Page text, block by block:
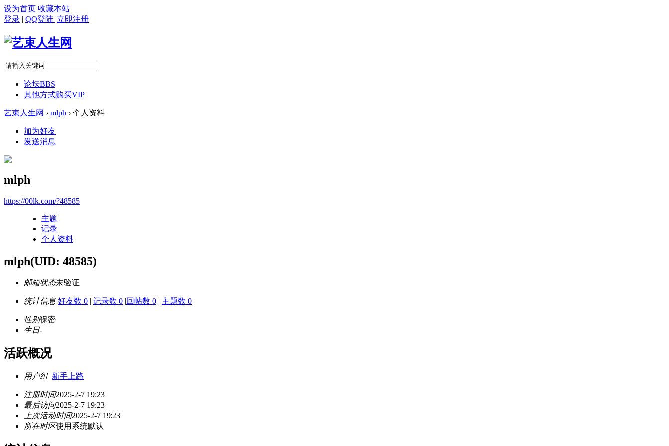
设为首页 收藏本站
登录 | QQ登陆 |立即注册
论坛BBS
其他方式购买VIP
艺束人生网 › mlph › 个人资料
加为好友
发送消息
mlph
https://00lk.com/?48585
主题
记录
个人资料
mlph(UID: 48585)
邮箱状态未验证
统计信息 好友数 0 | 记录数 0 |回帖数 0 | 主题数 0
性别保密
生日-
活跃概况
用户组 新手上路
注册时间2025-2-7 19:23
最后访问2025-2-7 19:23
上次活动时间2025-2-7 19:23
所在时区使用系统默认